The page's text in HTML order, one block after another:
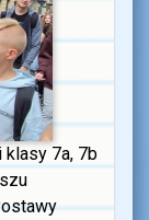
klasy 7a, 7b